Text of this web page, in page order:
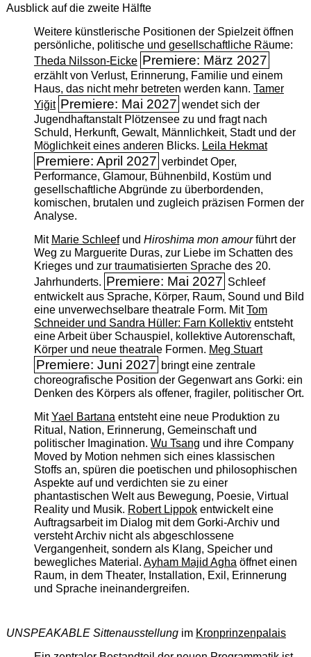
Ausblick auf die zweite Hälfte
Weitere künstlerische Positionen der Spielzeit öffnen
persönliche, politische und gesellschaftliche Räume:
Theda Nilsson-Eicke Premiere: März 2027
erzählt von Verlust, Erinnerung, Familie und einem
Haus, das nicht mehr betreten werden kann. Tamer
Yiğit Premiere: Mai 2027 wendet sich der
Jugendhaftanstalt Plötzensee zu und fragt nach
Schuld, Herkunft, Gewalt, Männlichkeit, Stadt und der
Möglichkeit eines anderen Blicks. Leila Hekmat
Premiere: April 2027 verbindet Oper,
Performance, Glamour, Bühnenbild, Kostüm und
gesellschaftliche Abgründe zu überbordenden,
komischen, brutalen und zugleich präzisen Formen der
Analyse.
Mit Marie Schleefund Hiroshima mon amourführt der
Weg zu Marguerite Duras, zur Liebe im Schatten des
Krieges und zur traumatisierten Sprache des 20.
Jahrhunderts. Premiere: Mai 2027 Schleef
entwickelt aus Sprache, Körper, Raum, Sound und Bild
eine unverwechselbare theatrale Form. MitTom
Schneider und Sandra Hüller: Farn Kollektiventsteht
eine Arbeit über Schauspiel, kollektive Autorenschaft,
Körper und neue theatrale Formen. Meg Stuart
Premiere: Juni 2027 bringt eine zentrale
choreografische Position der Gegenwart ans Gorki: ein
Denken des Körpers als offener, fragiler, politischer Ort.
MitYael Bartanaentsteht eine neue Produktion zu
Ritual, Nation, Erinnerung, Gemeinschaft und
politischer Imagination. Wu Tsang und ihre Company
Moved by Motion nehmen sich eines klassischen
Stoffs an, spüren die poetischen und philosophischen
Aspekte auf und verdichten sie zu einer
phantastischen Welt aus Bewegung, Poesie, Virtual
Reality und Musik. Robert Lippokentwickelt eine
Auftragsarbeit im Dialog mit dem Gorki-Archiv und
versteht Archiv nicht als abgeschlossene
Vergangenheit, sondern als Klang, Speicher und
bewegliches Material. Ayham Majid Aghaöffnet einen
Raum, in dem Theater, Installation, Exil, Erinnerung
und Sprache ineinandergreifen.
UNSPEAKABLE Sittenausstellungim Kronprinzenpalais